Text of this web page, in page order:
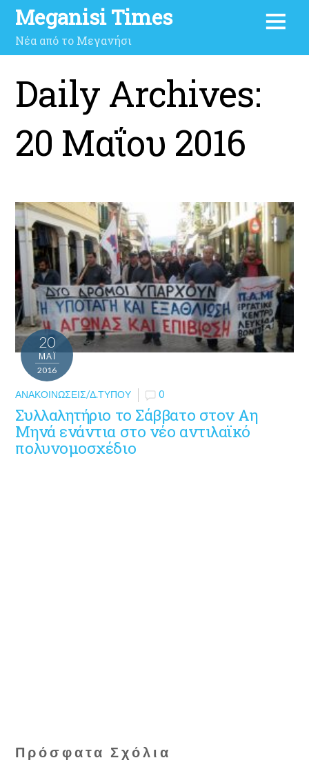
Meganisi Times
Νέα από το Μεγανήσι
Daily Archives:
20 Μαΐου 2016
20
ΜΑΪ́
2016
ΑΝΑΚΟΙΝΏΣΕΙΣ/Δ.ΤΎΠΟΥ 0
Συλλαλητήριο το Σάββατο στον Αη
Μηνά ενάντια στο νέο αντιλαϊκό
πολυνομοσχέδιο
Πρόσφατα Σχόλια